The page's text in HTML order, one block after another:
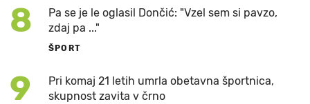
8
Pa se je le oglasil Dončić: "Vzel sem si pavzo,
zdaj pa ..."
ŠPORT
9
Pri komaj 21 letih umrla obetavna športnica,
skupnost zavita v črno